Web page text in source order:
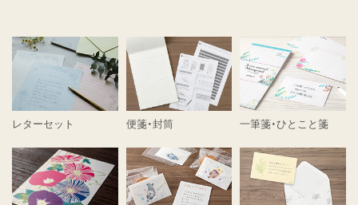
レターセット 便箋・封筒 一筆箋・ひとこと箋